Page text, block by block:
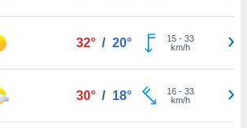
32° / 20° 15- 33
km/h
30° / 18° 16- 33
km/h